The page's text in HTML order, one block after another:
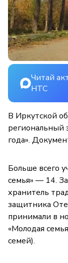
Читай
НТС
В Иркутской
региональный
года».
Больше всего
семья» — 14.
хранитель
защитника
принимали в
«Молодая
семей).